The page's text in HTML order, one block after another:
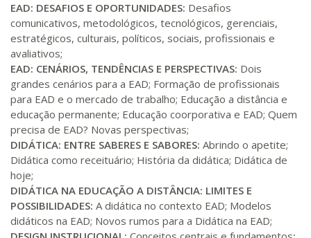
320 H 40dias 120dias
R$ 1.586,20
Matricular
340 H 43dias 120 dias
R$ 1.685,33
Matricular
360 H 45dias 120 dias
Matricular
380 H 48 dias 150dias
Matricular
R$ 1.982,74
EAD: DESAFIOS E OPORTUNIDADES: Desafios
comunicativos, metodológicos, tecnológicos, gerenciais,
estratégicos, culturais, políticos, sociais, profissionais e
avaliativos;
EAD: CENÁRIOS, TENDÊNCIAS E PERSPECTIVAS: Dois
grandes cenários para a EAD; Formação de profissionais
para EAD e o mercado de trabalho; Educação a distância e
educação permanente; Educação coorporativa e EAD; Quem
precisa de EAD? Novas perspectivas;
DIDÁTICA: ENTRE SABERES E SABORES: Abrindo o apetite;
Didática como receituário; História da didática; Didática de
hoje;
DIDÁTICA NA EDUCAÇÃO A DISTÂNCIA: LIMITES E
POSSIBILIDADES: A didática no contexto EAD; Modelos
didáticos na EAD; Novos rumos para a Didática na EAD;